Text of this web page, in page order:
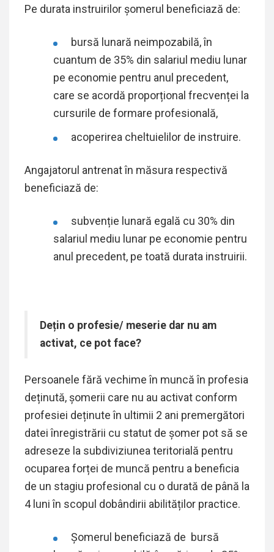
Pe durata instruirilor șomerul beneficiază de:
bursă lunară neimpozabilă, în
cuantum de 35% din salariul mediu lunar
pe economie pentru anul precedent,
care se acordă proporțional frecvenței la
cursurile de formare profesională,
acoperirea cheltuielilor de instruire.
Angajatorul antrenat în măsura respectivă
beneficiază de:
subvenție lunară egală cu 30% din
salariul mediu lunar pe economie pentru
anul precedent, pe toată durata instruirii.
Dețin o profesie/ meserie dar nu am
activat, ce pot face?
Persoanele fără vechime în muncă în profesia
deținută, șomerii care nu au activat conform
profesiei deținute în ultimii 2 ani premergători
datei înregistrării cu statut de șomer pot să se
adreseze la subdiviziunea teritorială pentru
ocuparea forței de muncă pentru a beneficia
de un stagiu profesional cu o durată de până la
4 luni în scopul dobândirii abilităților practice.
Șomerul beneficiază de bursă